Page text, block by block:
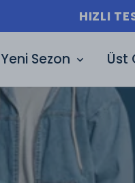
HIZLI
Yeni Sezon Üst